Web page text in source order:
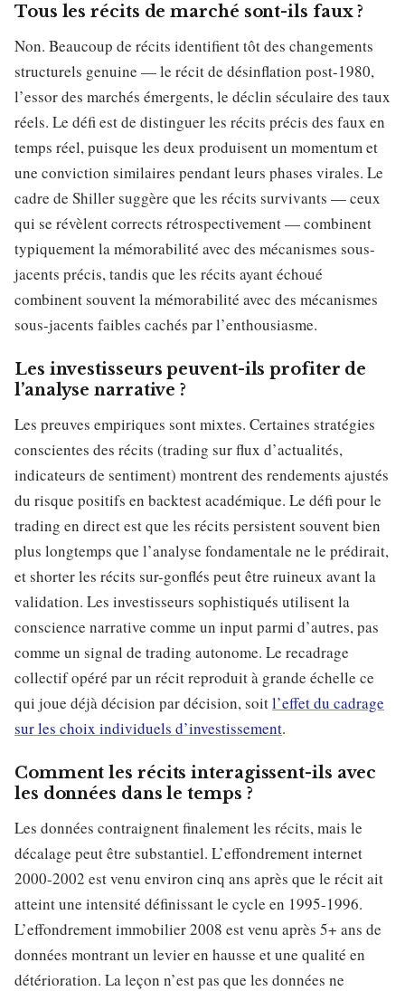
Tous les récits de marché sont-ils faux ?
Non. Beaucoup de récits identifient tôt des changements
structurels genuine — le récit de désinflation post-1980,
l’essor des marchés émergents, le déclin séculaire des taux
réels. Le défi est de distinguer les récits précis des faux en
temps réel, puisque les deux produisent un momentum et
une conviction similaires pendant leurs phases virales. Le
cadre de Shiller suggère que les récits survivants — ceux
qui se révèlent corrects rétrospectivement — combinent
typiquement la mémorabilité avec des mécanismes sous-
jacents précis, tandis que les récits ayant échoué
combinent souvent la mémorabilité avec des mécanismes
sous-jacents faibles cachés par l’enthousiasme.
Les investisseurs peuvent-ils profiter de
l’analyse narrative ?
Les preuves empiriques sont mixtes. Certaines stratégies
conscientes des récits (trading sur flux d’actualités,
indicateurs de sentiment) montrent des rendements ajustés
du risque positifs en backtest académique. Le défi pour le
trading en direct est que les récits persistent souvent bien
plus longtemps que l’analyse fondamentale ne le prédirait,
et shorter les récits sur-gonflés peut être ruineux avant la
validation. Les investisseurs sophistiqués utilisent la
conscience narrative comme un input parmi d’autres, pas
comme un signal de trading autonome. Le recadrage
collectif opéré par un récit reproduit à grande échelle ce
qui joue déjà décision par décision, soitl’effet du cadrage
sur les choix individuels d’investissement.
Comment les récits interagissent-ils avec
les données dans le temps ?
Les données contraignent finalement les récits, mais le
décalage peut être substantiel. L’effondrement internet
2000-2002 est venu environ cinq ans après que le récit ait
atteint une intensité définissant le cycle en 1995-1996.
L’effondrement immobilier 2008 est venu après 5+ ans de
données montrant un levier en hausse et une qualité en
détérioration. La leçon n’est pas que les données ne